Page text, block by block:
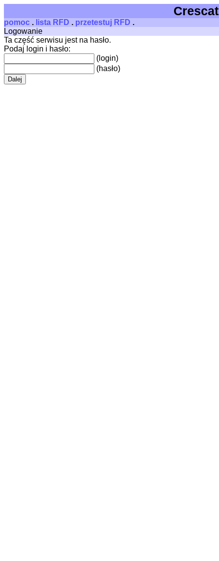
pomoc . lista RFD . przetestuj RFD .
Logowanie
Ta część serwisu jest na hasło.
Podaj login i hasło:
(login)
(hasło)